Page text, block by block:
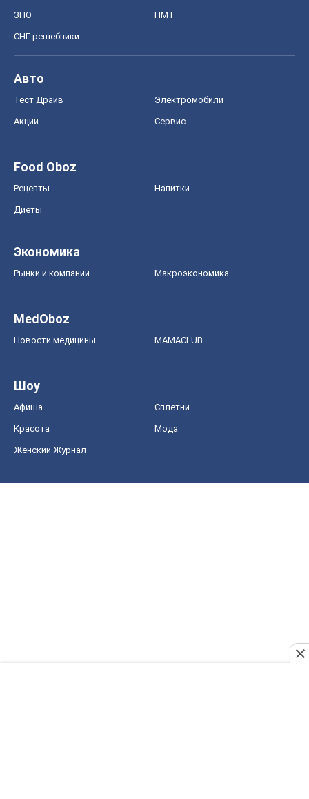
ЗНО НМТ
СНГ решебники
Авто
Тест Драйв Электромобили
Акции Сервис
Food Oboz
Рецепты Напитки
Диеты
Экономика
Рынки и компании Mакроэкономика
MedOboz
Новости медицины MAMACLUB
Шоу
Афиша Сплетни
Красота Мода
Женский Журнал